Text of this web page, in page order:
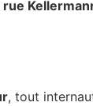
rue
, tout